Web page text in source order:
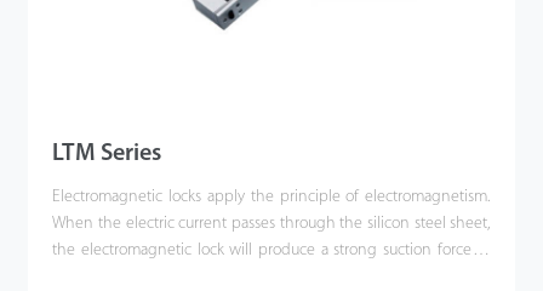
LTM Series
Electromagnetic locks apply the principle of electromagnetism.
When the electric current passes through the silicon steel sheet,
the electromagnetic lock will produce a strong suction force to